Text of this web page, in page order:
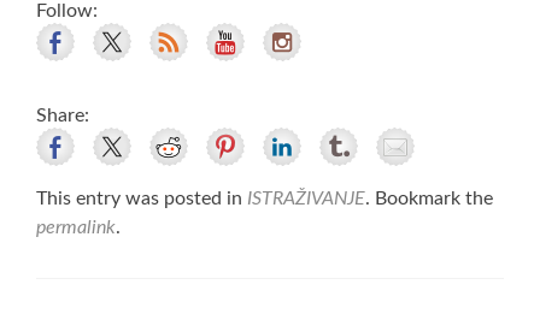
Follow:
Share:
This entry was posted in ISTRAŽIVANJE. Bookmark the
permalink.